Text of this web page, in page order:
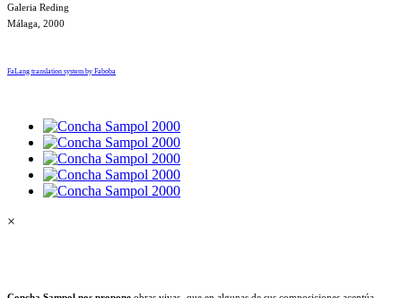
Galeria Reding
Málaga, 2000
FaLang translation system by Faboba
×